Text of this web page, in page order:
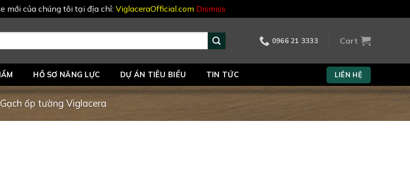
mới của chúng tôi tại địa chỉ: ViglaceraOfficial.com Dismiss
0966 21 3333 Cart
HỒ SƠ NĂNG LỰC DỰ ÁN TIÊU BIỂU TIN TỨC LIÊN HỆ
Gạch ốp tường Viglacera